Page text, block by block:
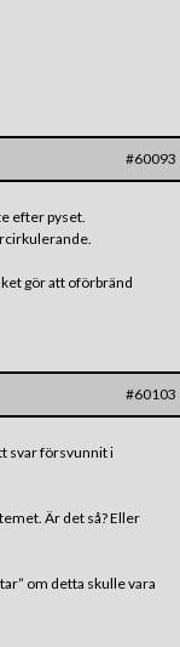
#60093
efter pyset.
gör att oförbränd
#60103
svar försvunnit i
Är det så? Eller
om detta skulle vara